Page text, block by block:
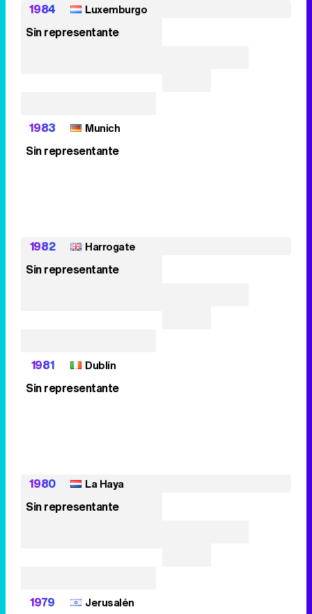
1984 Luxemburgo
Sin representante
1983 Munich
Sin representante
1982 Harrogate
Sin representante
1981 Dublín
Sin representante
1980 La Haya
Sin representante
1979 Jerusalén